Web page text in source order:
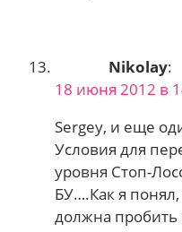
Nikolay:
18 июня 2012 в
Sergey, и еще
Условия для
уровня Стоп-
БУ….Как я
должна